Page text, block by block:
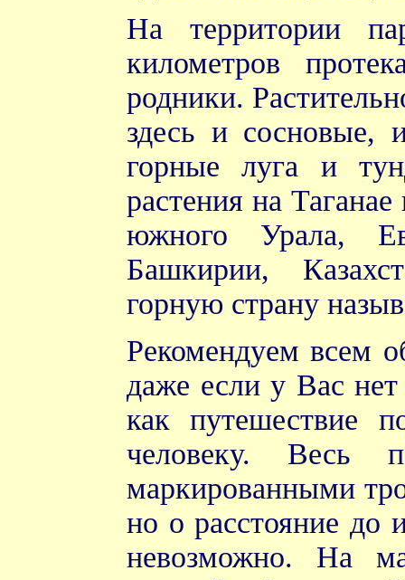
На территории
километров
родники.
здесь и сосновые,
горные луга и
растения на
южного Урала,
Башкирии,
горную страну
Рекомендуем всем
даже если у Вас нет
как путешествие
человеку. Весь
маркированными
но о расстояние до
невозможно. На